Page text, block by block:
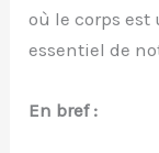
où le corps est
essentiel de
En bref :